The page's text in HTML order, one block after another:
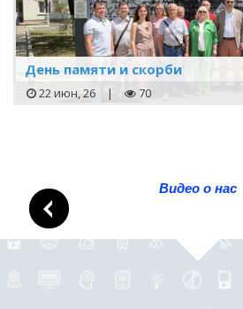
День памяти и скорби
22 июн, 26 | 70
Видео о нас